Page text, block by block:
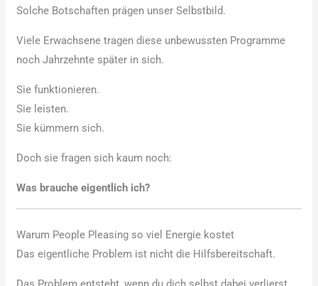
Solche Botschaften prägen unser Selbstbild.
Viele Erwachsene tragen diese unbewussten Programme
noch Jahrzehnte später in sich.
Sie funktionieren.
Sie leisten.
Sie kümmern sich.
Doch sie fragen sich kaum noch:
Was brauche eigentlich ich?
Warum People Pleasing so viel Energie kostet
Das eigentliche Problem ist nicht die Hilfsbereitschaft.